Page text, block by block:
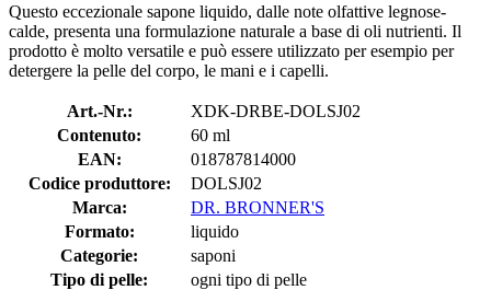
Questo eccezionale sapone liquido, dalle note olfattive legnose-
calde, presenta una formulazione naturale a base di oli nutrienti. Il
prodotto è molto versatile e può essere utilizzato per esempio per
detergere la pelle del corpo, le mani e i capelli.
Art.-Nr.:
XDK-DRBE-DOLSJ02
Contenuto:
60 ml
EAN:
018787814000
Codice produttore:
DOLSJ02
Marca:
DR. BRONNER'S
Formato:
liquido
Categorie:
saponi
Tipo di pelle:
ogni tipo di pelle